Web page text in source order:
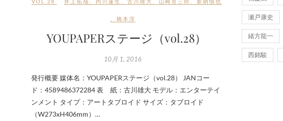
VOL.28 井上拓哉 内川蓮生 古川雄大 山崎育三郎 新納慎也
、橋本淳
YOUPAPERステージ（vol.28）
10月 1, 2016
発行概要 媒体名：YOUPAPERステージ（vol.28） JANコー
ド：4589486372284 表 紙：古川雄大 モデル：エンターテイ
ンメント タイプ：アートタブロイド サイズ：タブロイド
（W273xH406mm）…
瀬戸康史
緒方龍一
西銘駿